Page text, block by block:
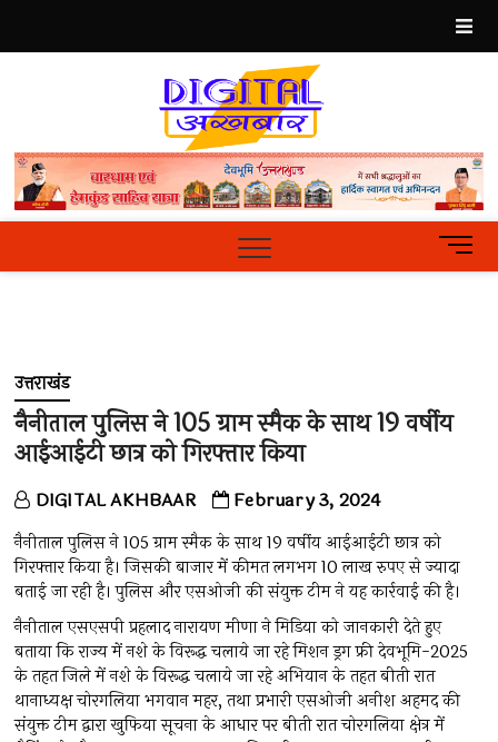
content
Hindi
News
PortalM
e
t
o
उत्तराखंड
नैनीताल पुलिस ने 105 ग्राम स्मैक के साथ 19 वर्षीय
आईआईटी छात्र को गिरफ्तार किया
DIGITAL AKHBAAR February 3, 2024
नैनीताल पुलिस ने 105 ग्राम स्मैक के साथ 19 वर्षीय आईआईटी छात्र को
गिरफ्तार किया है। जिसकी बाजार में कीमत लगभग 10 लाख रुपए से ज्यादा
बताई जा रही है। पुलिस और एसओजी की संयुक्त टीम ने यह कार्रवाई की है।
नैनीताल एसएसपी प्रहलाद नारायण मीणा ने मिडिया को जानकारी देते हुए
बताया कि राज्य में नशे के विरूद्ध चलाये जा रहे मिशन ड्रग फ्री देवभूमि-2025
के तहत जिले में नशे के विरूद्ध चलाये जा रहे अभियान के तहत बीती रात
थानाध्यक्ष चोरगलिया भगवान महर, तथा प्रभारी एसओजी अनीश अहमद की
संयुक्त टीम द्वारा खुफिया सूचना के आधार पर बीती रात चोरगलिया क्षेत्र में